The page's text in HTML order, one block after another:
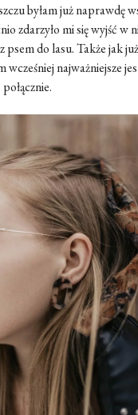
byłam już naprawdę
zdarzyło mi się wyjść w
psem do lasu. Także jak już
wcześniej najważniejsze